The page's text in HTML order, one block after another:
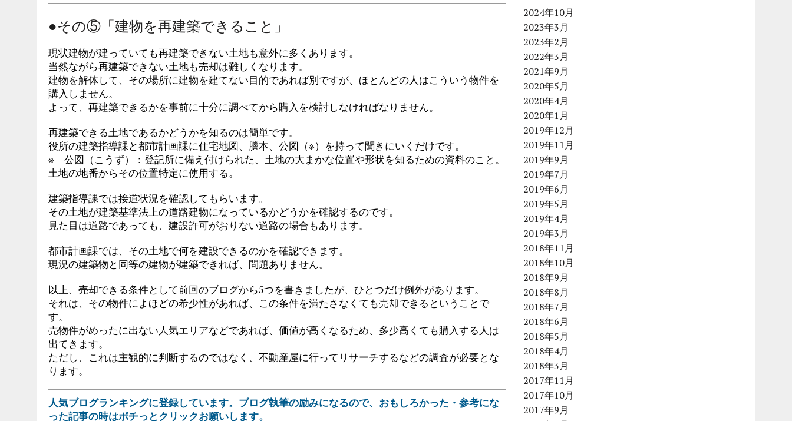
●その⑤「建物を再建築できること」
現状建物が建っていても再建築できない土地も意外に多くあります。
当然ながら再建築できない土地も売却は難しくなります。
建物を解体して、その場所に建物を建てない目的であれば別ですが、ほとんどの人はこういう物件を
購入しません。
よって、再建築できるかを事前に十分に調べてから購入を検討しなければなりません。
再建築できる土地であるかどうかを知るのは簡単です。
役所の建築指導課と都市計画課に住宅地図、謄本、公図（※）を持って聞きにいくだけです。
※ 公図（こうず）：登記所に備え付けられた、土地の大まかな位置や形状を知るための資料のこと。
土地の地番からその位置特定に使用する。
建築指導課では接道状況を確認してもらいます。
その土地が建築基準法上の道路建物になっているかどうかを確認するのです。
見た目は道路であっても、建設許可がおりない道路の場合もあります。
都市計画課では、その土地で何を建設できるのかを確認できます。
現況の建築物と同等の建物が建築できれば、問題ありません。
以上、売却できる条件として前回のブログから5つを書きましたが、ひとつだけ例外があります。
それは、その物件によほどの希少性があれば、この条件を満たさなくても売却できるということで
す。
売物件がめったに出ない人気エリアなどであれば、価値が高くなるため、多少高くても購入する人は
出てきます。
ただし、これは主観的に判断するのではなく、不動産屋に行ってリサーチするなどの調査が必要とな
ります。
人気ブログランキングに登録しています。ブログ執筆の励みになるので、おもしろかった・参考にな
った記事の時はポチっとクリックお願いします。
2024年10月
2023年3月
2023年2月
2022年3月
2021年9月
2020年5月
2020年4月
2020年1月
2019年12月
2019年11月
2019年9月
2019年7月
2019年6月
2019年5月
2019年4月
2019年3月
2018年11月
2018年10月
2018年9月
2018年8月
2018年7月
2018年6月
2018年5月
2018年4月
2018年3月
2017年11月
2017年10月
2017年9月